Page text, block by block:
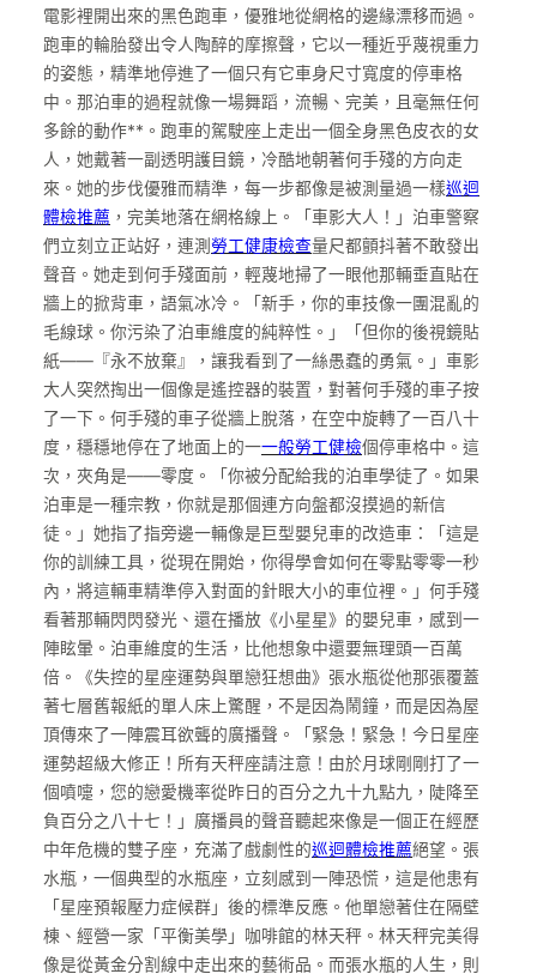
電影裡開出來的黑色跑車，優雅地從網格的邊緣漂移而過。
跑車的輪胎發出令人陶醉的摩擦聲，它以一種近乎蔑視重力
的姿態，精準地停進了一個只有它車身尺寸寬度的停車格
中。那泊車的過程就像一場舞蹈，流暢、完美，且毫無任何
多餘的動作**。跑車的駕駛座上走出一個全身黑色皮衣的女
人，她戴著一副透明護目鏡，冷酷地朝著何手殘的方向走
來。她的步伐優雅而精準，每一步都像是被測量過一樣巡迴
體檢推薦 ，完美地落在網格線上。「車影大人！」泊車警察
們立刻立正站好，連測勞工健康檢查量尺都顫抖著不敢發出
聲音。她走到何手殘面前，輕蔑地掃了一眼他那輛垂直貼在
牆上的掀背車，語氣冰冷。「新手，你的車技像一團混亂的
毛線球。你污染了泊車維度的純粹性。」「但你的後視鏡貼
紙——『永不放棄』，讓我看到了一絲愚蠢的勇氣。」車影
大人突然掏出一個像是遙控器的裝置，對著何手殘的車子按
了一下。何手殘的車子從牆上脫落，在空中旋轉了一百八十
度，穩穩地停在了地面上的一一般勞工健檢個停車格中。這
次，夾角是——零度。「你被分配給我的泊車學徒了。如果
泊車是一種宗教，你就是那個連方向盤都沒摸過的新信
徒。」她指了指旁邊一輛像是巨型嬰兒車的改造車：「這是
你的訓練工具，從現在開始，你得學會如何在零點零零一秒
內，將這輛車精準停入對面的針眼大小的車位裡。」何手殘
看著那輛閃閃發光、還在播放《小星星》的嬰兒車，感到一
陣眩暈。泊車維度的生活，比他想象中還要無理頭一百萬
倍。《失控的星座運勢與單戀狂想曲》張水瓶從他那張覆蓋
著七層舊報紙的單人床上驚醒，不是因為鬧鐘，而是因為屋
頂傳來了一陣震耳欲聾的廣播聲。「緊急！緊急！今日星座
運勢超級大修正！所有天秤座請注意！由於月球剛剛打了一
個噴嚏，您的戀愛機率從昨日的百分之九十九點九，陡降至
負百分之八十七！」廣播員的聲音聽起來像是一個正在經歷
中年危機的雙子座，充滿了戲劇性的巡迴體檢推薦絕望。張
水瓶，一個典型的水瓶座，立刻感到一陣恐慌，這是他患有
「星座預報壓力症候群」後的標準反應。他單戀著住在隔壁
棟、經營一家「平衡美學」咖啡館的林天秤。林天秤完美得
像是從黃金分割線中走出來的藝術品。而張水瓶的人生，則